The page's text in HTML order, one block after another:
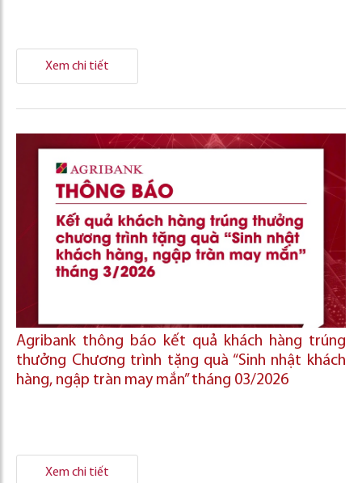
Xem chi tiết
Agribank thông báo kết quả khách hàng trúng
thưởng Chương trình tặng quà “Sinh nhật khách
hàng, ngập tràn may mắn” tháng 03/2026
Xem chi tiết